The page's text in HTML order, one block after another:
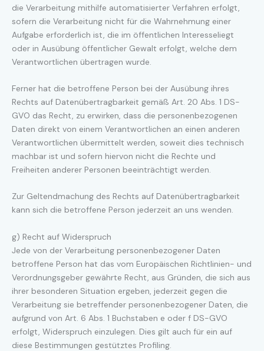
die Verarbeitung mithilfe automatisierter Verfahren erfolgt,
sofern die Verarbeitung nicht für die Wahrnehmung einer
Aufgabe erforderlich ist, die im öffentlichen Interesseliegt
oder in Ausübung öffentlicher Gewalt erfolgt, welche dem
Verantwortlichen übertragen wurde.
Ferner hat die betroffene Person bei der Ausübung ihres
Rechts auf Datenübertragbarkeit gemäß Art. 20 Abs. 1 DS-
GVO das Recht, zu erwirken, dass die personenbezogenen
Daten direkt von einem Verantwortlichen an einen anderen
Verantwortlichen übermittelt werden, soweit dies technisch
machbar ist und sofern hiervon nicht die Rechte und
Freiheiten anderer Personen beeinträchtigt werden.
Zur Geltendmachung des Rechts auf Datenübertragbarkeit
kann sich die betroffene Person jederzeit an uns wenden.
g) Recht auf Widerspruch
Jede von der Verarbeitung personenbezogener Daten
betroffene Person hat das vom Europäischen Richtlinien- und
Verordnungsgeber gewährte Recht, aus Gründen, die sich aus
ihrer besonderen Situation ergeben, jederzeit gegen die
Verarbeitung sie betreffender personenbezogener Daten, die
aufgrund von Art. 6 Abs. 1 Buchstaben e oder f DS-GVO
erfolgt, Widerspruch einzulegen. Dies gilt auch für ein auf
diese Bestimmungen gestütztes Profiling.